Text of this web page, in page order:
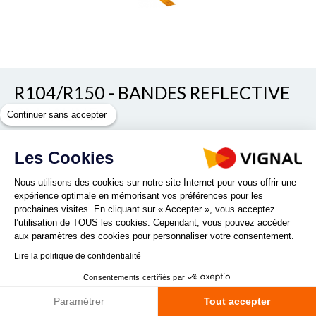
R104/R150 - BANDES REFLECTIVE
3M JAUNE
REF. D16087 Voir/cacher les autres références
Quantité :
DEMANDE DE PRODUITS
Continuer sans accepter
Les Cookies
Nous utilisons des cookies sur notre site Internet pour vous offrir une
expérience optimale en mémorisant vos préférences pour les
prochaines visites. En cliquant sur « Accepter », vous acceptez
l’utilisation de TOUS les cookies. Cependant, vous pouvez accéder
aux paramètres des cookies pour personnaliser votre consentement.
Lire la politique de confidentialité
Consentements certifiés par
Paramétrer Tout accepter